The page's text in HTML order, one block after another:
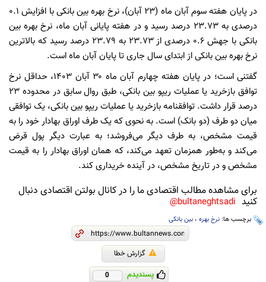
در پایان هفته سوم آبان ماه (۲۳ آبان)، نرخ بهره بین بانکی با افزایش ۰.۱
درصدی به ۲۳.۷۳ درصد رسید و در هفته پایانی آبان ماه، نرخ بهره بین
بانکی با جهش ۰.۶ درصدی از ۲۳.۷۳ به ۲۳.۷۹ درصد رسید که بالاترین
نرخ بهره بین بانکی از ابتدای سال جاری تا پایان آبان ماه است.
گفتنی است؛ در پایان هفته چهارم آبان ماه ۳۰ آبان ۱۴۰۳، حداقل نرخ
توافق بازخرید یا عملیات ریپو بین بانکی، طبق روال سابق در محدوده ۲۳
درصد قرار داشت. توافقنامه بازخرید یا عملیات ریپو بین بانکی، یک توافقی
میان دو طرف (دو بانک) است. به نحوی که یک طرف اوراق بهادار خود را به
قیمت مشخص، به طرف دیگر می‌فروشد؛ به عبارت دیگر پول قرض
می‌کند و به‌طور همزمان تعهد می‌کند، که همان اوراق بهادار را به قیمت
مشخص و در تاریخ مشخص، در آینده خریداری کند.
برای مشاهده مطالب اقتصادی ما را در کانال بولتن اقتصادی دنبال
کنید bultaneghtsadi@
برچسب ها: نرخ بهره ، بین بانکی
گزارش خطا
پسندیدم 0